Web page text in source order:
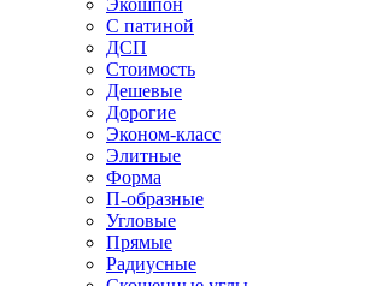
Экошпон
С патиной
ДСП
Стоимость
Дешевые
Дорогие
Эконом-класс
Элитные
Форма
П-образные
Угловые
Прямые
Радиусные